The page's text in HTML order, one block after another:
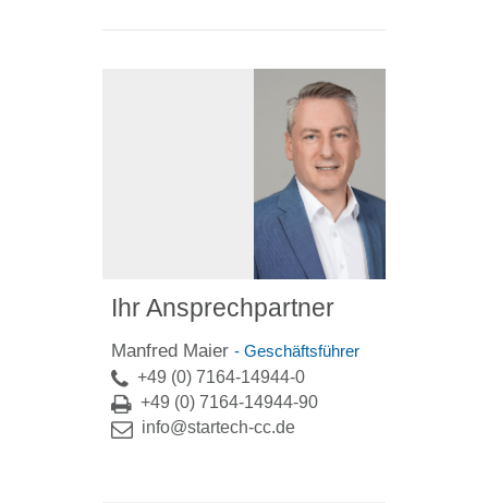
Ihr Ansprechpartner
Manfred Maier - Geschäftsführer
+49 (0) 7164-14944-0
+49 (0) 7164-14944-90
info@startech-cc.de